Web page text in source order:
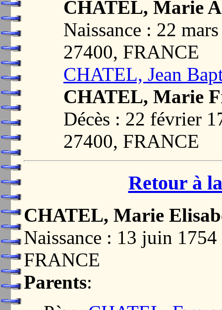
CHATEL, Marie
Naissance : 22
27400, FRANCE
CHATEL, Jean
CHATEL, Marie
Décès : 22 février
27400, FRANCE
Retour à
CHATEL, Marie
Naissance : 13 juin
FRANCE
Parents: